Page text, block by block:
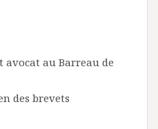
avocat au Barreau de
des brevets